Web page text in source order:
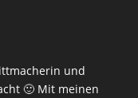
und
🙂 Mit meinen